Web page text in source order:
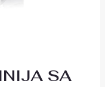
SA